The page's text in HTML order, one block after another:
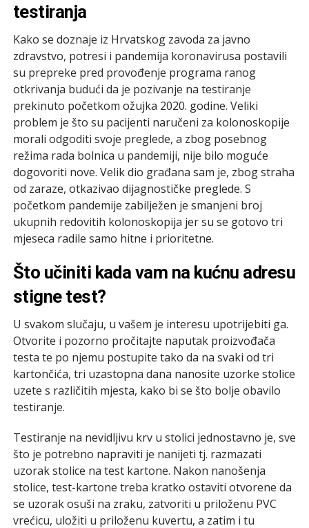
testiranja
Kako se doznaje iz Hrvatskog zavoda za javno
zdravstvo, potresi i pandemija koronavirusa postavili
su prepreke pred provođenje programa ranog
otkrivanja budući da je pozivanje na testiranje
prekinuto početkom ožujka 2020. godine. Veliki
problem je što su pacijenti naručeni za kolonoskopije
morali odgoditi svoje preglede, a zbog posebnog
režima rada bolnica u pandemiji, nije bilo moguće
dogovoriti nove. Velik dio građana sam je, zbog straha
od zaraze, otkazivao dijagnostičke preglede. S
početkom pandemije zabilježen je smanjeni broj
ukupnih redovitih kolonoskopija jer su se gotovo tri
mjeseca radile samo hitne i prioritetne.
Što učiniti kada vam na kućnu adresu
stigne test?
U svakom slučaju, u vašem je interesu upotrijebiti ga.
Otvorite i pozorno pročitajte naputak proizvođača
testa te po njemu postupite tako da na svaki od tri
kartončića, tri uzastopna dana nanosite uzorke stolice
uzete s različitih mjesta, kako bi se što bolje obavilo
testiranje.
Testiranje na nevidljivu krv u stolici jednostavno je, sve
što je potrebno napraviti je nanijeti tj. razmazati
uzorak stolice na test kartone. Nakon nanošenja
stolice, test-kartone treba kratko ostaviti otvorene da
se uzorak osuši na zraku, zatvoriti u priloženu PVC
vrećicu, uložiti u priloženu kuvertu, a zatim i tu